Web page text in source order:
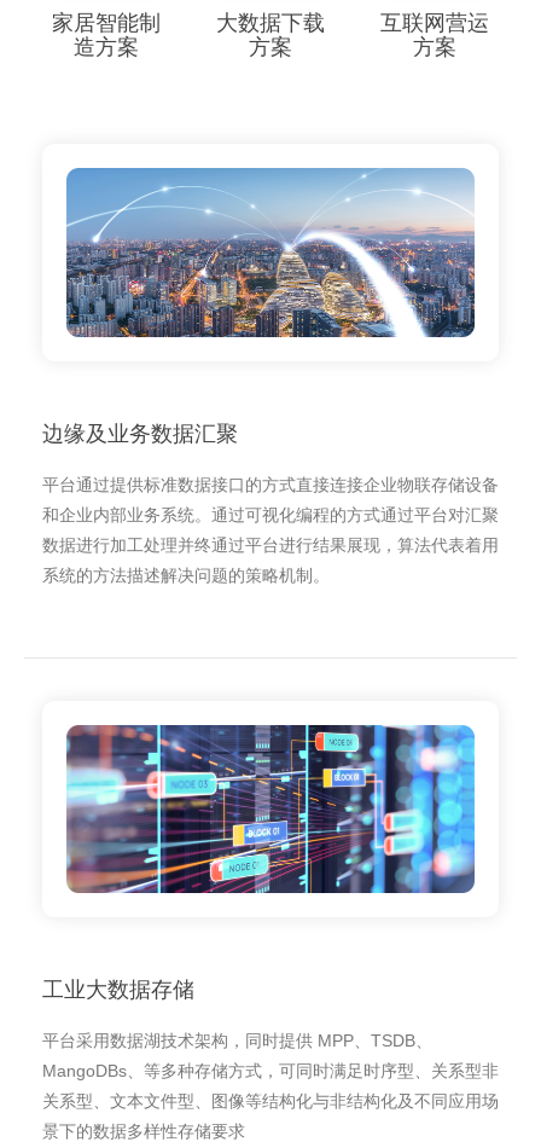
家居智能制
造方案
大数据下载
方案
互联网营运
方案
边缘及业务数据汇聚
平台通过提供标准数据接口的方式直接连接企业物联存储设备
和企业内部业务系统。通过可视化编程的方式通过平台对汇聚
数据进行加工处理并终通过平台进行结果展现，算法代表着用
系统的方法描述解决问题的策略机制。
工业大数据存储
平台采用数据湖技术架构，同时提供 MPP、TSDB、
MangoDBs、等多种存储方式，可同时满足时序型、关系型非
关系型、文本文件型、图像等结构化与非结构化及不同应用场
景下的数据多样性存储要求